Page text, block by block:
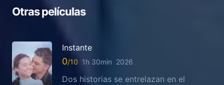
Otras películas
Instante
0 1h 30min 2026
Dos historias se entrelazan en el